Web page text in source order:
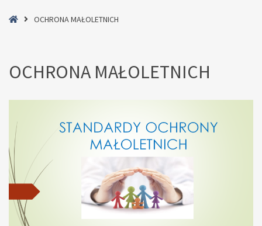
HomeOCHRONA MAŁOLETNICH
OCHRONA MAŁOLETNICH